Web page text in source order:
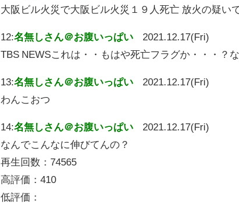
大阪ビル火災で大阪ビル火災１９人死亡 放火の疑い
12:名無しさん＠お腹いっぱい
2021.12.17(Fri)
TBS NEWSこれは・・もはや死亡フラグか・・・？
13:名無しさん＠お腹いっぱい
2021.12.17(Fri)
わんこおつ
14:名無しさん＠お腹いっぱい
2021.12.17(Fri)
なんでこんなに伸びてんの？
再生回数：74565
高評価：410
低評価：